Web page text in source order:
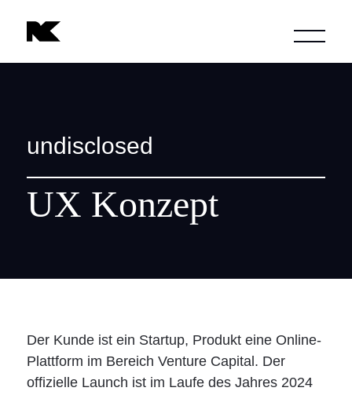
undisclosed
UX Konzept
Der Kunde ist ein Startup, Produkt eine Online-
Plattform im Bereich Venture Capital. Der
offizielle Launch ist im Laufe des Jahres 2024